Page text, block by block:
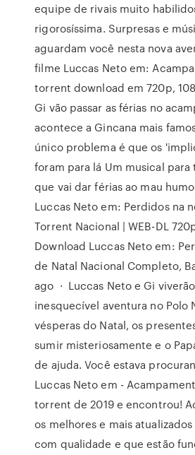
equipe de rivais muito
rigorosíssima. Surpresas e
aguardam você nesta nova
filme Luccas Neto em:
torrent download em 720p,
Gi vão passar as férias no
acontece a Gincana mais
único problema é que os
foram para lá Um musical para
que vai dar férias ao mau
Luccas Neto em: Perdidos na
Torrent Nacional | WEB-DL
Download Luccas Neto em:
de Natal Nacional Completo,
ago · Luccas Neto e Gi
inesquecível aventura no Polo
vésperas do Natal, os
sumir misteriosamente e o
de ajuda. Você estava
Luccas Neto em -
torrent de 2019 e encontrou!
os melhores e mais
com qualidade e que estão